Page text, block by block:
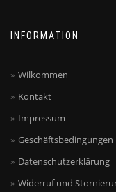
INFORMATION
Wilkommen
Kontakt
Impressum
Geschäftsbedingungen
Datenschutzerklärung
Widerruf und